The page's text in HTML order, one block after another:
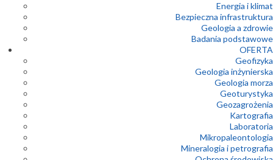
Energia i klimat
Bezpieczna infrastruktura
Geologia a zdrowie
Badania podstawowe
OFERTA
Geofizyka
Geologia inżynierska
Geologia morza
Geoturystyka
Geozagrożenia
Kartografia
Laboratoria
Mikropaleontologia
Mineralogia i petrografia